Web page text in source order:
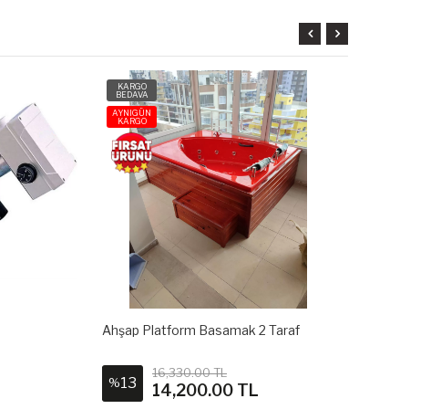
KARGO
BEDAVA
AYNIGÜN
KARGO
Ahşap Platform Basamak 2 Taraf
%13
16,330.00 TL
14,200.00 TL